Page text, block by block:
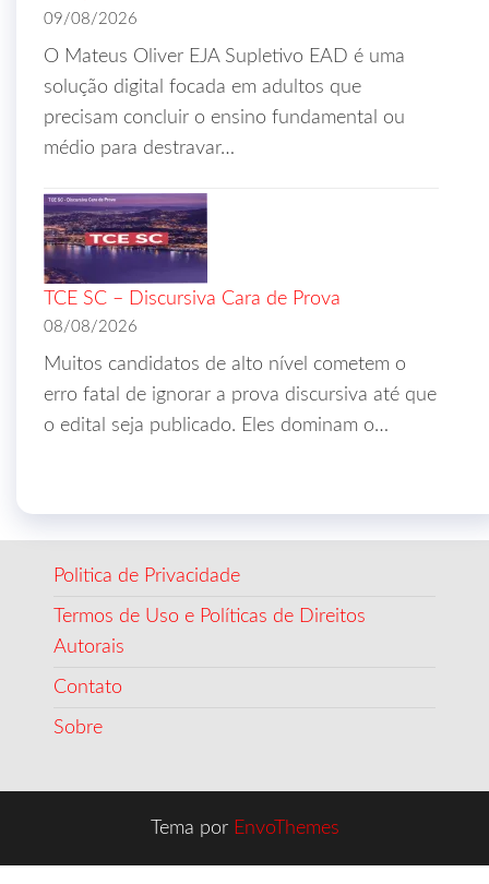
09/08/2026
O Mateus Oliver EJA Supletivo EAD é uma
solução digital focada em adultos que
precisam concluir o ensino fundamental ou
médio para destravar…
TCE SC – Discursiva Cara de Prova
08/08/2026
Muitos candidatos de alto nível cometem o
erro fatal de ignorar a prova discursiva até que
o edital seja publicado. Eles dominam o…
Politica de Privacidade
Termos de Uso e Políticas de Direitos
Autorais
Contato
Sobre
Tema por EnvoThemes